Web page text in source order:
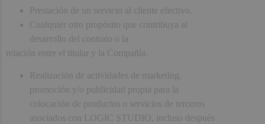
Prestación de un servicio al cliente efectivo.
Cualquier otro propósito que contribuya al
desarrollo del contrato o la
relación entre el titular y la Compañía.
Realización de actividades de marketing,
promoción y/o publicidad propia para la
colocación de productos o servicios de terceros
asociados con LOGIC STUDIO, incluso después